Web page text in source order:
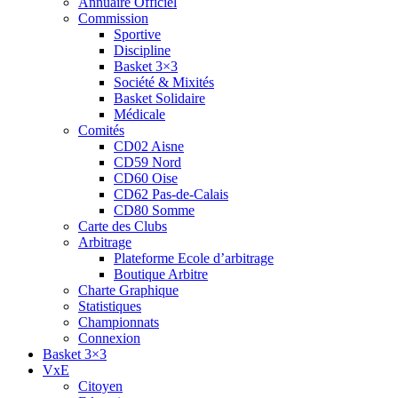
Commission
Sportive
Discipline
Basket 3×3
Société & Mixités
Basket Solidaire
Médicale
Comités
CD02 Aisne
CD59 Nord
CD60 Oise
CD62 Pas-de-Calais
CD80 Somme
Carte des Clubs
Arbitrage
Plateforme Ecole d’arbitrage
Boutique Arbitre
Charte Graphique
Statistiques
Championnats
Connexion
Basket 3×3
VxE
Citoyen